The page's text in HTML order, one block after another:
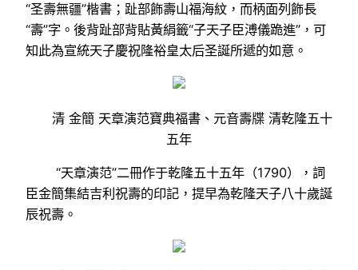
“圣壽無疆”楷書；趾部飾壽山福海紋，而柄面列飾長
“壽”字。後背趾部背貼黃絹籤“子天子臣溥儀跪進”，可
知此為宣統天子慶祝隆裕皇太后圣誕所遞的如意。
清 金簡 天章演范寶典福書、元音壽牒 清乾隆五十
五年
“天章演范”二冊作于乾隆五十五年（1790），詞
臣金簡集結吉利祝壽的印記，提早為乾隆天子八十歲誕
辰祝壽。